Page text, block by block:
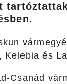
Kelebia és
Csanád